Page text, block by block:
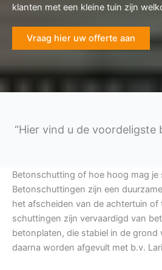
klanten met een kleine tuin zijn
Vraag hier uw offerte aan
“Hier vind u de voordeligste
Betonschutting of hoe hoog mag je
Betonschuttingen zijn een
het afscheiden van de achtertuin of
schuttingen zijn vervaardigd van
betonplaten, die stabiel in de grond
daarna worden afgevult met b.v.